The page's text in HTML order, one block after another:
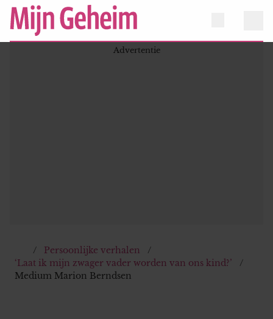
Persoonlijke verhalen
‘Laat ik mijn zwager vader worden van ons kind?’
Medium Marion Berndsen